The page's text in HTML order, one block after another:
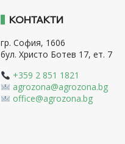
КОНТАКТИ
гр. София, 1606
бул. Христо Ботев 17, ет. 7
+359 2 851 1821
agrozona@agrozona.bg
office@agrozona.bg